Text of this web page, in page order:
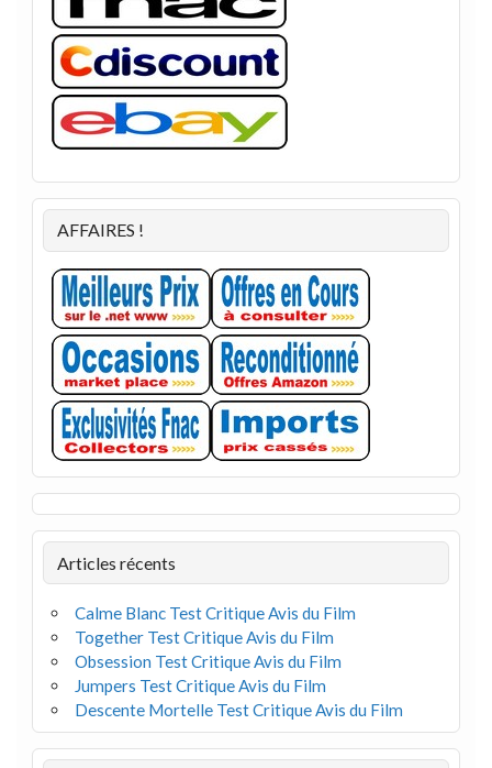
AFFAIRES !
Articles récents
Calme Blanc Test Critique Avis du Film
Together Test Critique Avis du Film
Obsession Test Critique Avis du Film
Jumpers Test Critique Avis du Film
Descente Mortelle Test Critique Avis du Film